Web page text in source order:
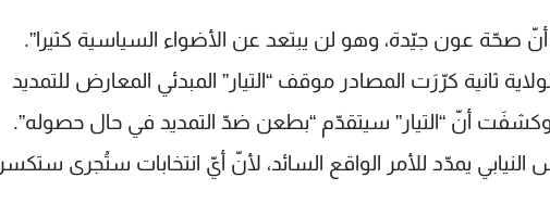
أنّ صحّة عون جيّدة، وهو لن يبتعد عن الأضواء السياسية كثيرا”.
ثانية كرّرَت المصادر موقف “التيار” المبدئي المعارض للتمديد
وكشفَت أنّ “التيار” سيتقدّم “بطعن ضدّ التمديد في حال حصوله”.
يمدّد للأمر الواقع السائد، لأنّ أيّ انتخابات ستُجرى ستكسر